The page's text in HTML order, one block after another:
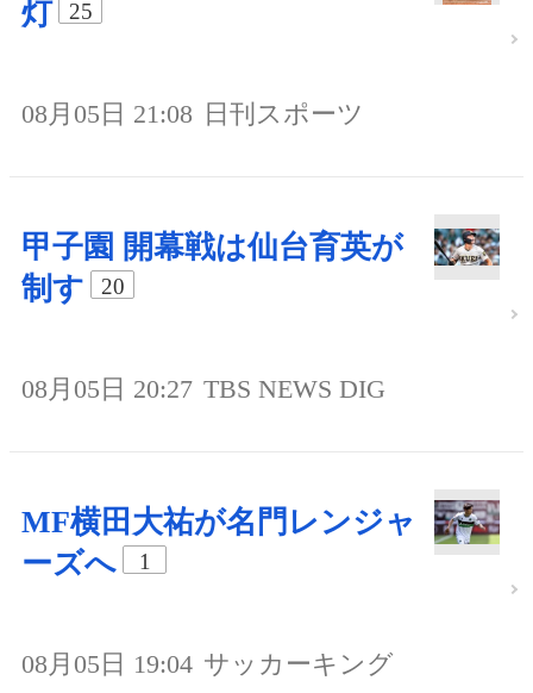
灯 25
08月05日 21:08 日刊スポーツ
甲子園 開幕戦は仙台育英が
制す
20
08月05日 20:27 TBS NEWS DIG
MF横田大祐が名門レンジャ
ーズへ
1
08月05日 19:04 サッカーキング